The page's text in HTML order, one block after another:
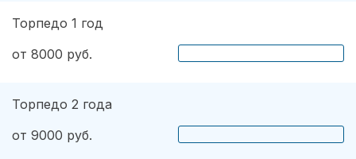
Торпедо 1 год
от 8000 руб.
Торпедо 2 года
от 9000 руб.